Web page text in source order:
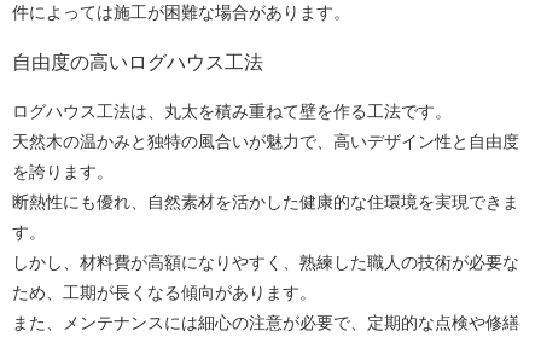
件によっては施工が困難な場合があります。
自由度の高いログハウス工法
ログハウス工法は、丸太を積み重ねて壁を作る工法です。
天然木の温かみと独特の風合いが魅力で、高いデザイン性と自由度
を誇ります。
断熱性にも優れ、自然素材を活かした健康的な住環境を実現できま
す。
しかし、材料費が高額になりやすく、熟練した職人の技術が必要な
ため、工期が長くなる傾向があります。
また、メンテナンスには細心の注意が必要で、定期的な点検や修繕